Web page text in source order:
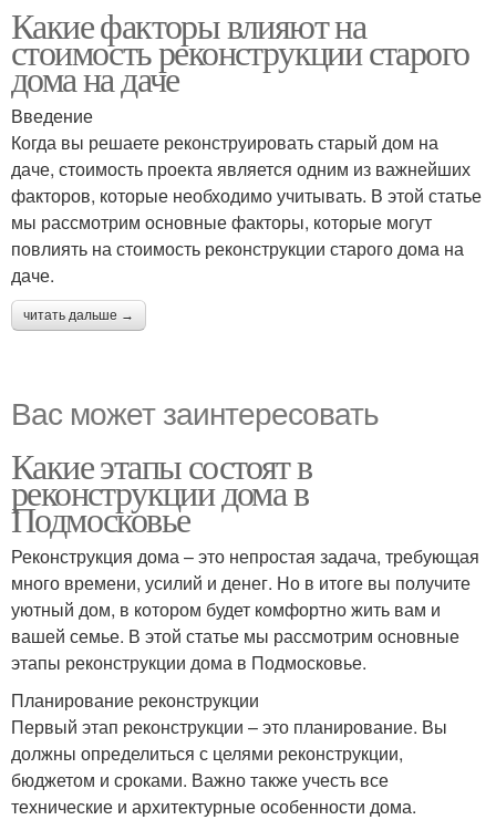
Какие факторы влияют на
стоимость реконструкции старого
дома на даче
Введение
Когда вы решаете реконструировать старый дом на
даче, стоимость проекта является одним из важнейших
факторов, которые необходимо учитывать. В этой статье
мы рассмотрим основные факторы, которые могут
повлиять на стоимость реконструкции старого дома на
даче.
читать дальше →
Вас может заинтересовать
Какие этапы состоят в
реконструкции дома в
Подмосковье
Реконструкция дома – это непростая задача, требующая
много времени, усилий и денег. Но в итоге вы получите
уютный дом, в котором будет комфортно жить вам и
вашей семье. В этой статье мы рассмотрим основные
этапы реконструкции дома в Подмосковье.
Планирование реконструкции
Первый этап реконструкции – это планирование. Вы
должны определиться с целями реконструкции,
бюджетом и сроками. Важно также учесть все
технические и архитектурные особенности дома.